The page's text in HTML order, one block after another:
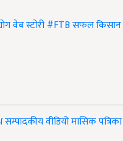
वेब स्टोरी#FTBसफल किसान
सम्पादकीयवीडियोमासिक पत्रिका